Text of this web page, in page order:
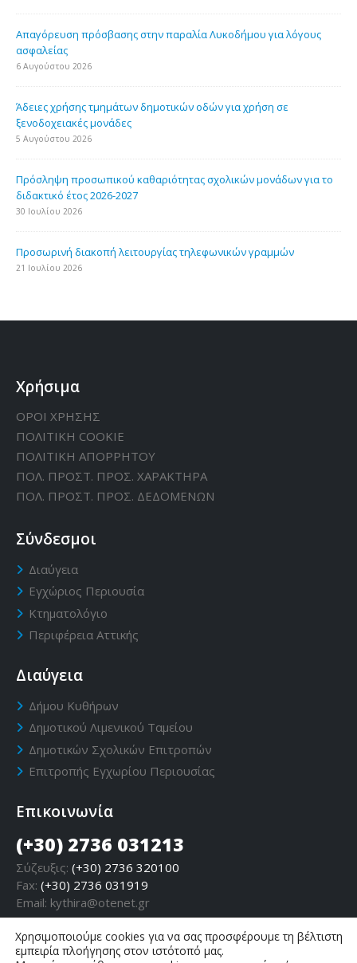
Απαγόρευση πρόσβασης στην παραλία Λυκοδήμου για λόγους
ασφαλείας
6 Αυγούστου 2026
Άδειες χρήσης τμημάτων δημοτικών οδών για χρήση σε
ξενοδοχειακές μονάδες
5 Αυγούστου 2026
Πρόσληψη προσωπικού καθαριότητας σχολικών μονάδων για το
διδακτικό έτος 2026-2027
30 Ιουλίου 2026
Προσωρινή διακοπή λειτουργίας τηλεφωνικών γραμμών
21 Ιουλίου 2026
Χρήσιμα
ΟΡΟΙ ΧΡΗΣΗΣ
ΠΟΛΙΤΙΚΗ CΟΟΚΙΕ
ΠΟΛΙΤΙΚΗ ΑΠΟΡΡΗΤΟΥ
ΠΟΛ. ΠΡΟΣΤ. ΠΡΟΣ. ΧΑΡΑΚΤΗΡΑ
ΠΟΛ. ΠΡΟΣΤ. ΠΡΟΣ. ΔΕΔΟΜΕΝΩΝ
Σύνδεσμοι
Διαύγεια
Εγχώριος Περιουσία
Κτηματολόγιο
Περιφέρεια Αττικής
Διαύγεια
Δήμου Κυθήρων
Δημοτικού Λιμενικού Ταμείου
Δημοτικών Σχολικών Επιτροπών
Επιτροπής Εγχωρίου Περιουσίας
Επικοινωνία
(+30) 2736 031213
Σύζευξις: (+30) 2736 320100
Fax: (+30) 2736 031919
Email: kythira@otenet.gr
Χρησιμοποιούμε cookies για να σας προσφέρουμε τη βέλτιστη
εμπειρία πλοήγησης στον ιστότοπό μας.